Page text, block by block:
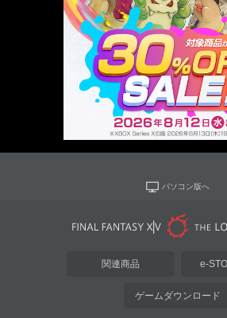
パソコン版へ
関連商品 e-
ゲームダウンロード